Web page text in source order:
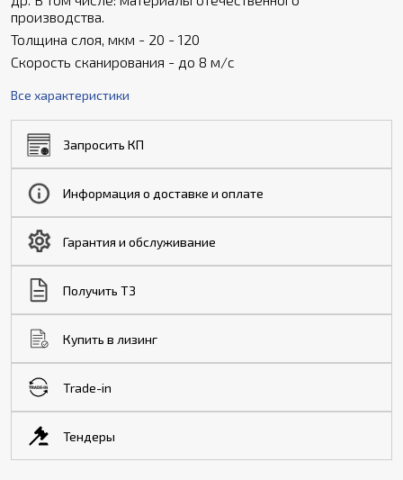
производства.
Толщина слоя, мкм - 20 - 120
Скорость сканирования - до 8 м/с
Все характеристики
Запросить КП
Информация о доставке и оплате
Гарантия и обслуживание
Получить ТЗ
Купить в лизинг
Trade-in
Тендеры